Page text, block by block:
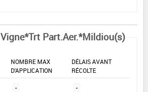
Vigne*Trt Part.Aer.*Mildiou(s)
NOMBRE MAX
D'APPLICATION
DÉLAIS AVANT
RÉCOLTE
- -